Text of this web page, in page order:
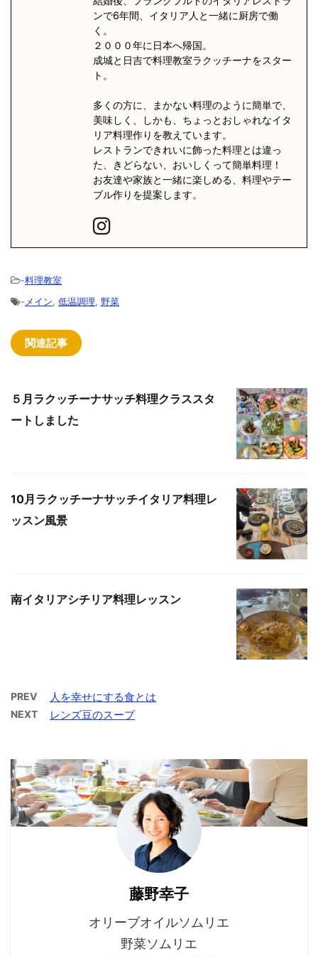
ンで6年間、イタリア人と一緒に厨房で働
く。
２０００年に日本へ帰国。
成城と日吉で料理教室ラクッチーナをスター
ト。
多くの方に、まかない料理のように簡単で、
美味しく、しかも、ちょっとおしゃれなイタ
リア料理作りを教えています。
レストランできれいに飾った料理とは違っ
た、きどらない、おいしくって簡単料理！
お友達や家族と一緒に楽しめる、料理やテー
ブル作りを提案します。
-料理教室
- メイン, 低温調理, 野菜
関連記事
５月ラクッチーナサッチ料理クラススタ
ートしました
10月ラクッチーナサッチイタリア料理レ
ッスン風景
南イタリアシチリア料理レッスン
PREV 人を幸せにする食とは
NEXT レンズ豆のスープ
藤野幸子
オリーブオイルソムリエ
野菜ソムリエ